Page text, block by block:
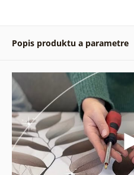
Popis produktu a parametre